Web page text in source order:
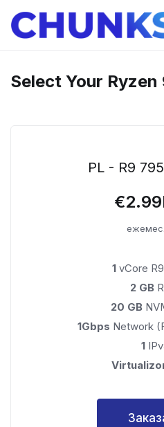
Select Your Ryzen
PL - R9
1 vCore
2 GB
20 GB
1Gbps Network
1